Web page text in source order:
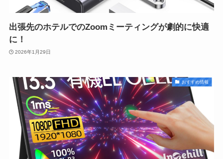
出張先のホテルでのZoomミーティングが劇的に快適
に！
2026年1月29日
おすすめ情報